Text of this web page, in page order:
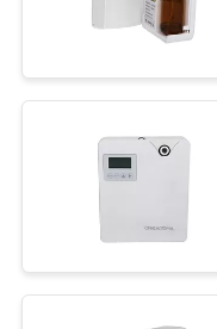
SHOW
SUJET
NOUS